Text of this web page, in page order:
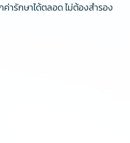
ค่ารักษาได้ตลอด ไม่ต้องสำรอง